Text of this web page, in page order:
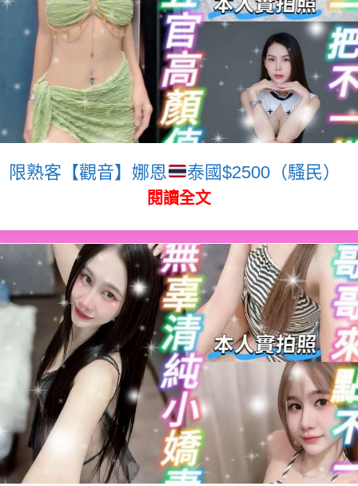
限熟客【觀音】娜恩 泰國$2500（騷民）
閱讀全文